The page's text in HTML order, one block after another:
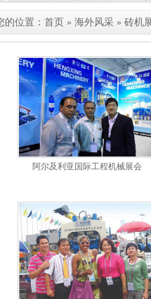
的位置： 首页 » 海外风采 » 砖机
阿尔及利亚国际工程机械展会